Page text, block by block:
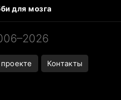
для мозга
в океанариуме
Контакты